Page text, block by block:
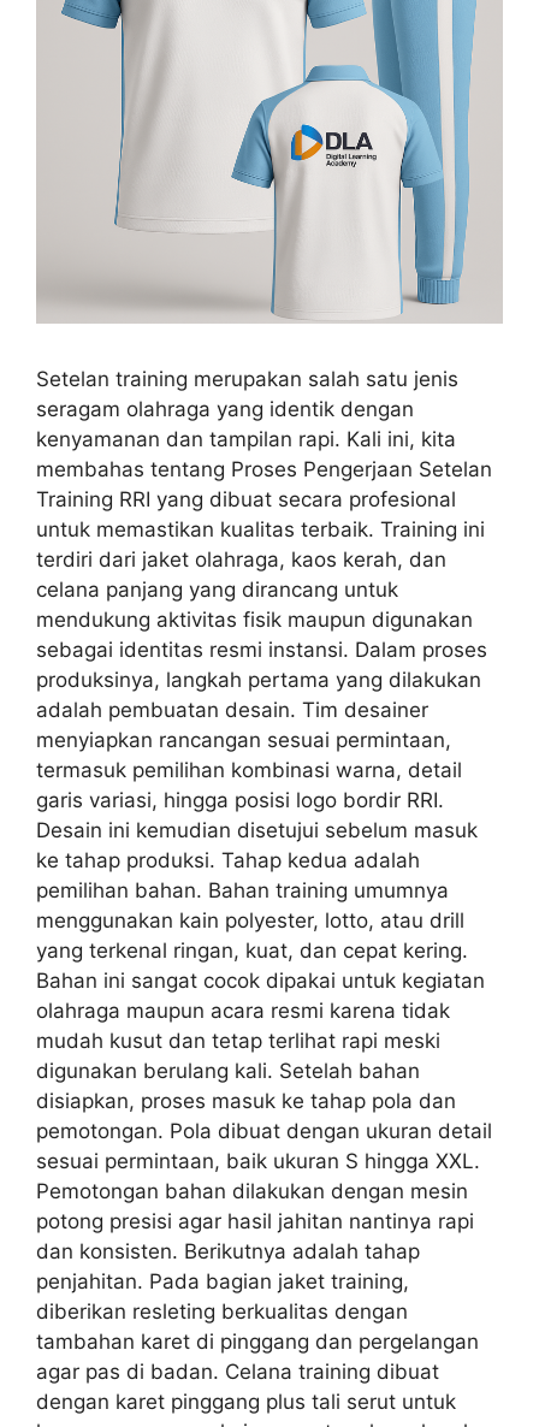
Setelan training merupakan salah satu jenis
seragam olahraga yang identik dengan
kenyamanan dan tampilan rapi. Kali ini, kita
membahas tentang Proses Pengerjaan Setelan
Training RRI yang dibuat secara profesional
untuk memastikan kualitas terbaik. Training ini
terdiri dari jaket olahraga, kaos kerah, dan
celana panjang yang dirancang untuk
mendukung aktivitas fisik maupun digunakan
sebagai identitas resmi instansi. Dalam proses
produksinya, langkah pertama yang dilakukan
adalah pembuatan desain. Tim desainer
menyiapkan rancangan sesuai permintaan,
termasuk pemilihan kombinasi warna, detail
garis variasi, hingga posisi logo bordir RRI.
Desain ini kemudian disetujui sebelum masuk
ke tahap produksi. Tahap kedua adalah
pemilihan bahan. Bahan training umumnya
menggunakan kain polyester, lotto, atau drill
yang terkenal ringan, kuat, dan cepat kering.
Bahan ini sangat cocok dipakai untuk kegiatan
olahraga maupun acara resmi karena tidak
mudah kusut dan tetap terlihat rapi meski
digunakan berulang kali. Setelah bahan
disiapkan, proses masuk ke tahap pola dan
pemotongan. Pola dibuat dengan ukuran detail
sesuai permintaan, baik ukuran S hingga XXL.
Pemotongan bahan dilakukan dengan mesin
potong presisi agar hasil jahitan nantinya rapi
dan konsisten. Berikutnya adalah tahap
penjahitan. Pada bagian jaket training,
diberikan resleting berkualitas dengan
tambahan karet di pinggang dan pergelangan
agar pas di badan. Celana training dibuat
dengan karet pinggang plus tali serut untuk